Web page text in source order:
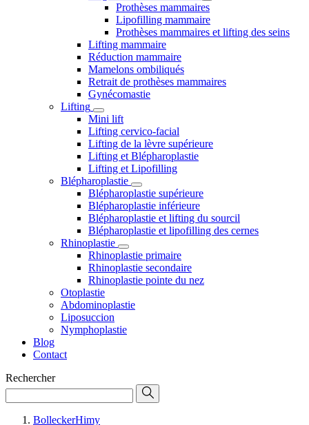
Prothèses mammaires
Lipofilling mammaire
Prothèses mammaires et lifting des seins
Lifting mammaire
Réduction mammaire
Mamelons ombiliqués
Retrait de prothèses mammaires
Gynécomastie
Lifting
Mini lift
Lifting cervico-facial
Lifting de la lèvre supérieure
Lifting et Blépharoplastie
Lifting et Lipofilling
Blépharoplastie
Blépharoplastie supérieure
Blépharoplastie inférieure
Blépharoplastie et lifting du sourcil
Blépharoplastie et lipofilling des cernes
Rhinoplastie
Rhinoplastie primaire
Rhinoplastie secondaire
Rhinoplastie pointe du nez
Otoplastie
Abdominoplastie
Liposuccion
Nymphoplastie
Blog
Contact
Rechercher
BolleckerHimy